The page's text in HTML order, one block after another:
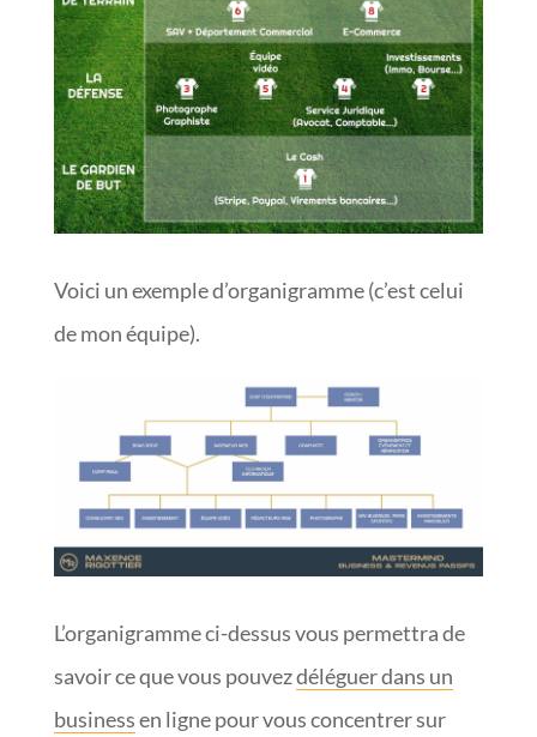
Voici un exemple d’organigramme (c’est celui
de mon équipe).
L’organigramme ci-dessus vous permettra de
savoir ce que vous pouvezdéléguer dans un
businessen ligne pour vous concentrer sur